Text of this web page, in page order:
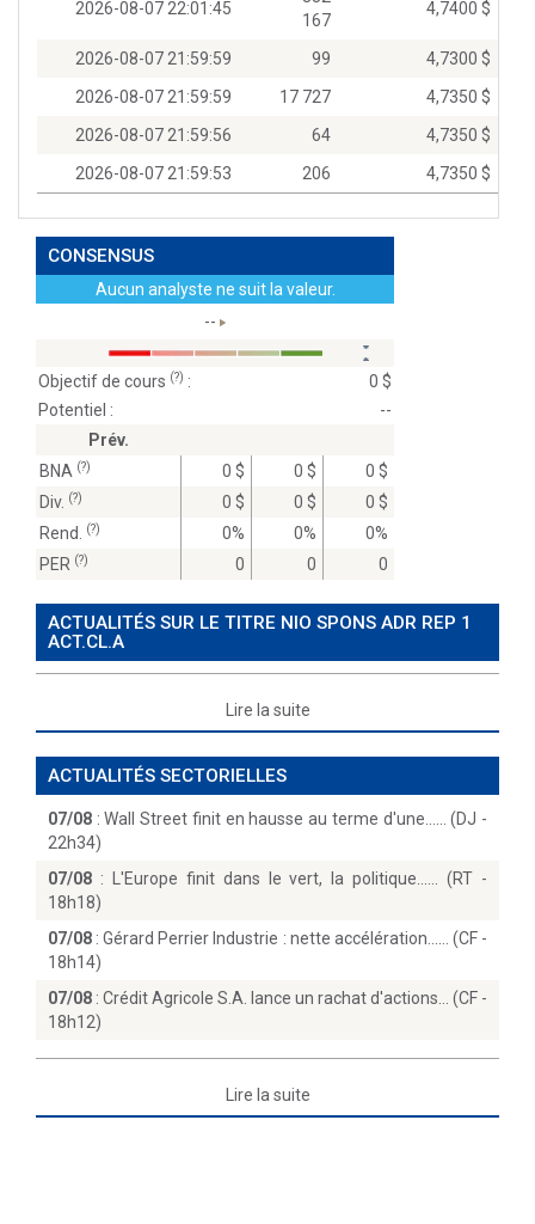
2026-08-07 22:01:45
167
4,7400 $
2026-08-07 21:59:59 99
4,7300 $
2026-08-07 21:59:59
17 727
4,7350 $
2026-08-07 21:59:56
64
4,7350 $
2026-08-07 21:59:53
206 4,7350 $
CONSENSUS
Aucun analyste ne suit la valeur.
--
Objectif de cours (?) :
0 $
Potentiel :
--
Prév.
BNA (?) 0 $ 0 $
0 $
Div. (?) 0 $ 0 $
0 $
Rend.
(?) 0% 0%
0%
PER (?) 0 0 0
ACTUALITÉS SUR LE TITRE NIO SPONS ADR REP 1
ACT.CL.A
Lire la suite
ACTUALITÉS SECTORIELLES
07/08 :Wall Street finit en hausse au terme d'une...… (DJ -
22h34)
07/08 :
L'Europe finit dans le vert, la politique...… (RT -
18h18)
07/08 :Gérard Perrier Industrie : nette accélération...… (CF -
18h14)
07/08 : Crédit Agricole S.A. lance un rachat d'actions… (CF -
18h12)
Lire la suite